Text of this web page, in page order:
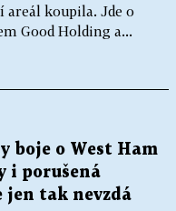
koupila. Jde o
Good Holding a...
boje o West Ham
i porušená
jen tak nevzdá